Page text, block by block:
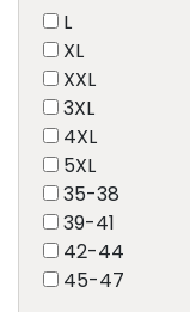
L
XL
XXL
3XL
4XL
5XL
35-38
39-41
42-44
45-47